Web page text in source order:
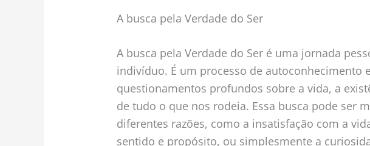
A busca pela Verdade do Ser
A busca pela Verdade do Ser é uma jornada
indivíduo. É um processo de autoconhecimento
questionamentos profundos sobre a vida, a
de tudo o que nos rodeia. Essa busca pode ser
diferentes razões, como a insatisfação com a
sentido e propósito, ou simplesmente a